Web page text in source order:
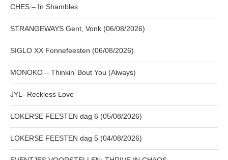
CHES – In Shambles
STRANGEWAYS Gent, Vonk (06/08/2026)
SIGLO XX Fonnefeesten (06/08/2026)
MONOKO – Thinkin’ Bout You (Always)
JYL- Reckless Love
LOKERSE FEESTEN dag 6 (05/08/2026)
LOKERSE FEESTEN dag 5 (04/08/2026)